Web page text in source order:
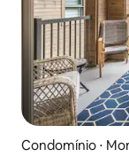
Condomínio ⋅